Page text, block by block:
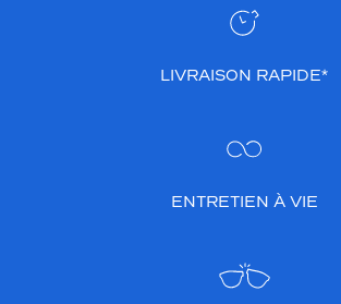
LIVRAISON RAPIDE*
ENTRETIEN À VIE